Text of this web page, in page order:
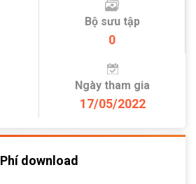
Bộ sưu tập
0
Ngày tham gia
17/05/2022
Phí download